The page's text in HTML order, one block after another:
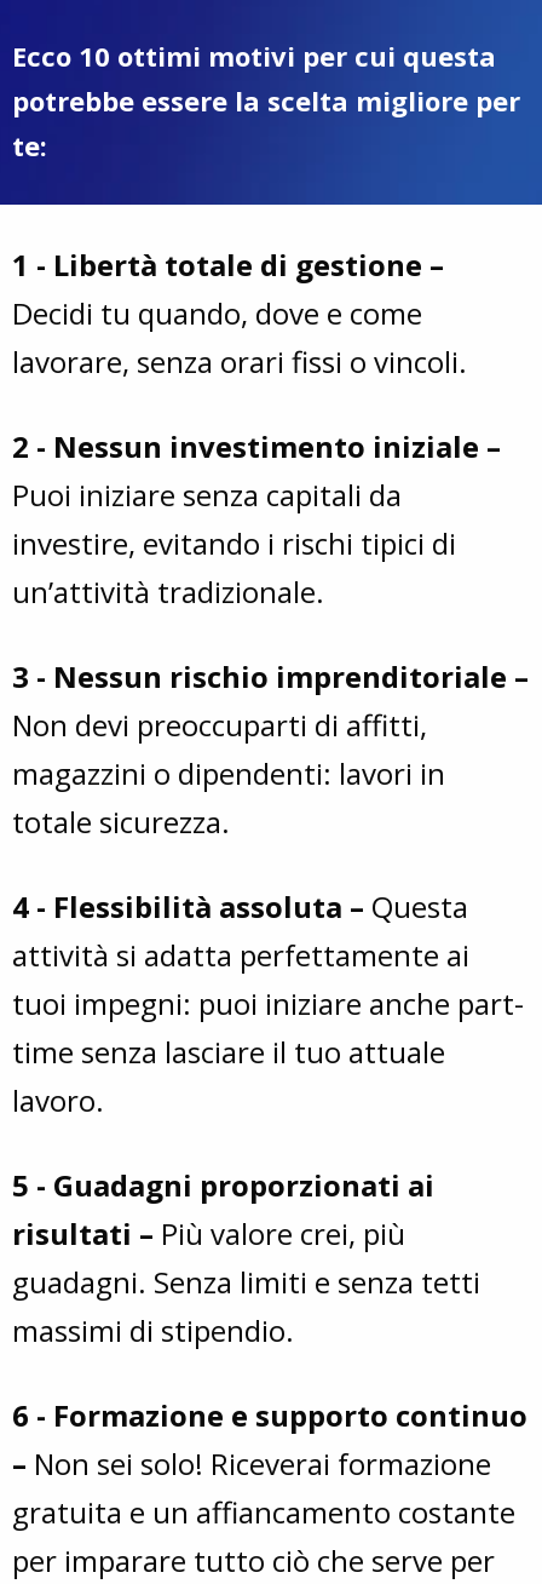
Ecco 10 ottimi motivi per cui questa
potrebbe essere la scelta migliore per
te:
1 - Libertà totale di gestione –
Decidi tu quando, dove e come
lavorare, senza orari fissi o vincoli.
2 - Nessun investimento iniziale –
Puoi iniziare senza capitali da
investire, evitando i rischi tipici di
un’attività tradizionale.
3 - Nessun rischio imprenditoriale –
Non devi preoccuparti di affitti,
magazzini o dipendenti: lavori in
totale sicurezza.
4 - Flessibilità assoluta – Questa
attività si adatta perfettamente ai
tuoi impegni: puoi iniziare anche part-
time senza lasciare il tuo attuale
lavoro.
5 - Guadagni proporzionati ai
risultati – Più valore crei, più
guadagni. Senza limiti e senza tetti
massimi di stipendio.
6 - Formazione e supporto continuo
– Non sei solo! Riceverai formazione
gratuita e un affiancamento costante
per imparare tutto ciò che serve per